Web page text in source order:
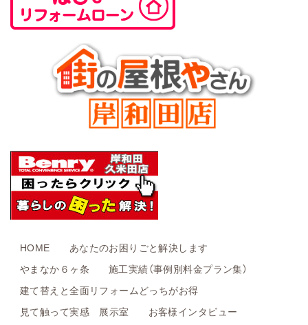
HOME
あなたのお困りごと解決します
やまなか６ヶ条
施工実績（事例別料金プラン集）
建て替えと全面リフォームどっちがお得
見て触って実感 展示室
お客様インタビュー